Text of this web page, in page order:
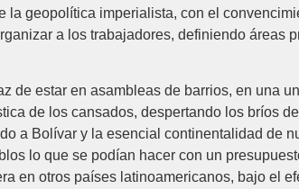
la geopolítica imperialista, con el
a los trabajadores, definiendo
de estar en asambleas de barrios, en una
de los cansados, despertando los bríos
a Bolívar y la esencial continentalidad de
lo que se podían hacer con un
en otros países latinoamericanos, bajo el